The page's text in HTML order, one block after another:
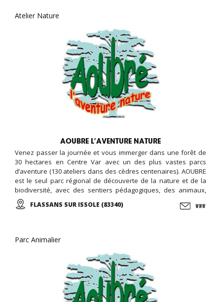
Atelier Nature
AOUBRE L’AVENTURE NATURE
Venez passer la journée et vous immerger dans une forêt de
30 hectares en Centre Var avec un des plus vastes parcs
d’aventure (130 ateliers dans des cèdres centenaires). AOUBRE
est le seul parc régional de découverte de la nature et de la
biodiversité, avec des sentiers pédagogiques, des animaux,
une ferme pédagogique, et des activités ludiques et éducative,
le jardin des papillons, ...
FLASSANS SUR ISSOLE (83340)
Parc Animalier